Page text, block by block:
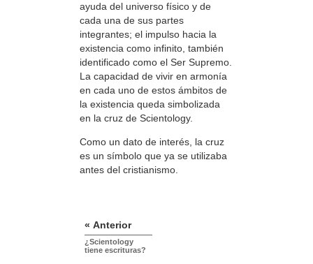
ayuda del universo físico y de
cada una de sus partes
integrantes; el impulso hacia la
existencia como infinito, también
identificado como el Ser Supremo.
La capacidad de vivir en armonía
en cada uno de estos ámbitos de
la existencia queda simbolizada
en la cruz de Scientology.
Como un dato de interés, la cruz
es un símbolo que ya se utilizaba
antes del cristianismo.
« Anterior
¿Scientology
tiene escrituras?